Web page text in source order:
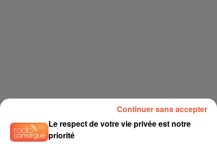
Le respect de votre vie privée est notre
priorité
Continuer sans accepter